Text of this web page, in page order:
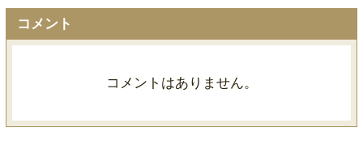
コメント
コメントはありません。